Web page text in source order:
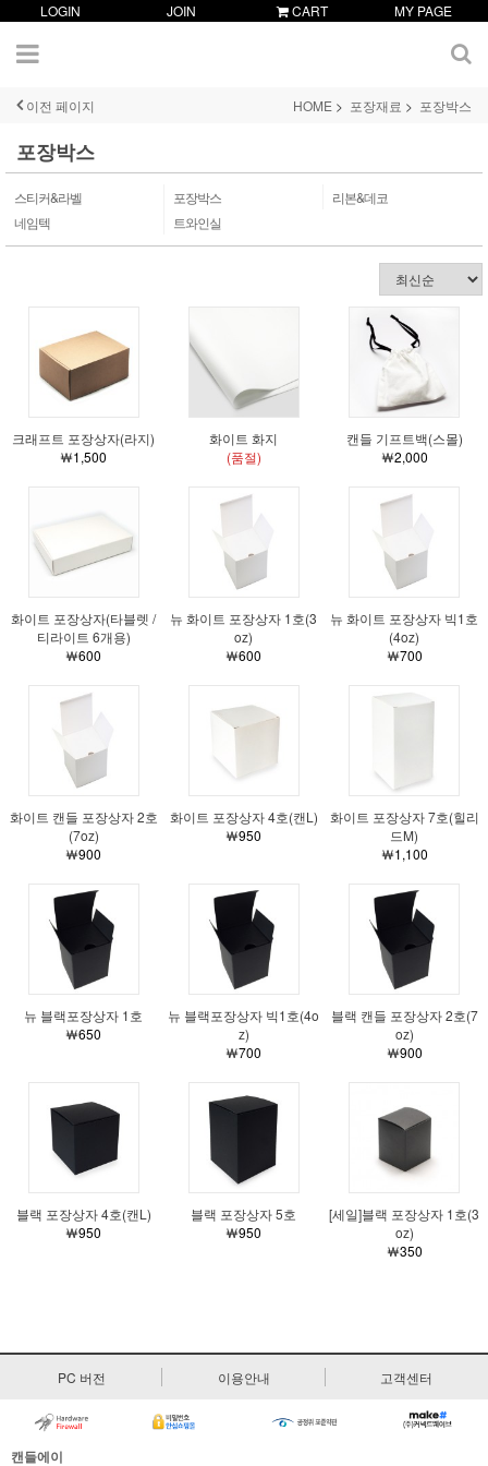
LOGIN JOIN CART MY PAGE
이전 페이지 HOME 포장재료 포장박스
포장박스
스티커&라벨 포장박스
리본&데코
네임텍
트와인실
크래프트 포장상자(라지)
￦1,500
화이트 화지
(품절)
캔들 기프트백(스몰)
￦2,000
화이트 포장상자(타블렛 /
티라이트 6개용)
￦600
뉴 화이트 포장상자 1호(3
oz)
￦600
뉴 화이트 포장상자 빅1호
(4oz)
￦700
화이트 캔들 포장상자 2호
(7oz)
￦900
화이트 포장상자 4호(캔L)
￦950
화이트 포장상자 7호(힐리
드M)
￦1,100
뉴 블랙포장상자 1호
￦650
뉴 블랙포장상자 빅1호(4o
z)
￦700
블랙 캔들 포장상자 2호(7
oz)
￦900
블랙 포장상자 4호(캔L)
￦950
블랙 포장상자 5호
￦950
[세일]블랙 포장상자 1호(3
oz)
￦350
PC 버전 이용안내 고객센터
캔들에이